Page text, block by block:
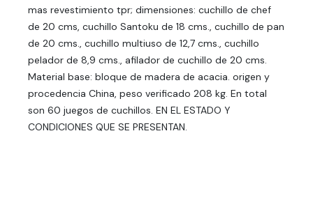
mas revestimiento tpr; dimensiones: cuchillo de chef
de 20 cms, cuchillo Santoku de 18 cms., cuchillo de pan
de 20 cms., cuchillo multiuso de 12,7 cms., cuchillo
pelador de 8,9 cms., afilador de cuchillo de 20 cms.
Material base: bloque de madera de acacia. origen y
procedencia China, peso verificado 208 kg. En total
son 60 juegos de cuchillos. EN EL ESTADO Y
CONDICIONES QUE SE PRESENTAN.